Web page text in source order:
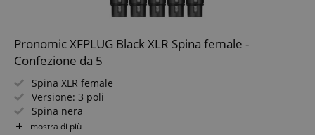
Pronomic XFPLUG Black XLR Spina female -
Confezione da 5
Spina XLR female
Versione: 3 poli
Spina nera
Alta qualità con chiusura a strappo
mostra di più